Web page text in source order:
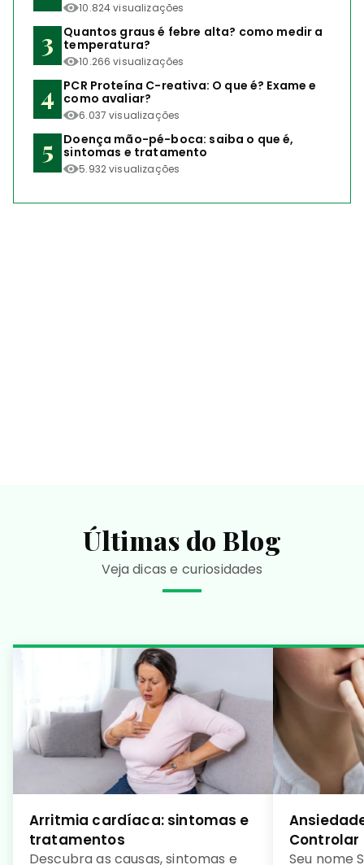
10.824 visualizações
Quantos graus é febre alta? como medir a
temperatura?
10.266 visualizações
PCR Proteína C-reativa: O que é? Exame e
como avaliar?
6.037 visualizações
Doença mão-pé-boca: saiba o que é,
sintomas e tratamento
5.932 visualizações
Últimas do Blog
Veja dicas e curiosidades
Arritmia cardíaca: sintomas e
tratamentos
Descubra as causas, sintomas e
Controlar
Seu nome